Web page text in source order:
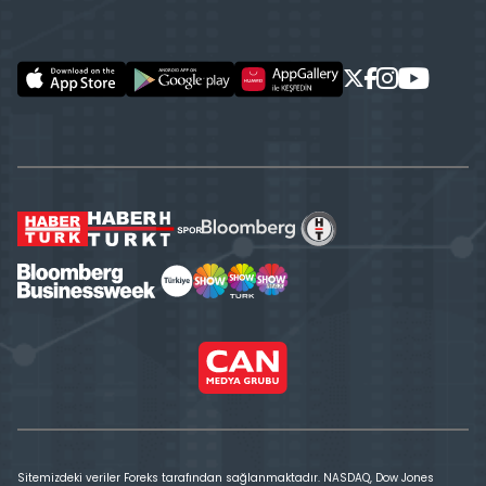
Sitemizdeki veriler Foreks tarafından sağlanmaktadır. NASDAQ, Dow Jones